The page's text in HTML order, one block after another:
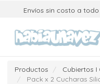
Envíos sin costo a
Productos
Cubiertos I
Pack x 2 Cucharas